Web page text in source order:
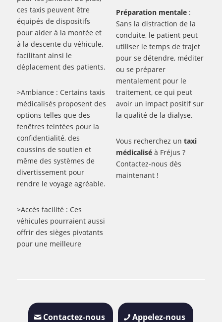
ces taxis peuvent être
équipés de dispositifs
pour aider à la montée et
à la descente du véhicule,
facilitant ainsi le
déplacement des patients.
>Ambiance : Certains taxis
médicalisés proposent des
options telles que des
fenêtres teintées pour la
confidentialité, des
coussins de soutien et
même des systèmes de
divertissement pour
rendre le voyage agréable.
>Accès facilité : Ces
véhicules pourraient aussi
offrir des sièges pivotants
pour une meilleure
Préparation mentale:
Sans la distraction de la
conduite, le patient peut
utiliser le temps de trajet
pour se détendre, méditer
ou se préparer
mentalement pour le
traitement, ce qui peut
avoir un impact positif sur
la qualité de la dialyse.
Vous recherchez un taxi
médicaliséà Fréjus ?
Contactez-nous dès
maintenant !
Contactez-nous Appelez-nous